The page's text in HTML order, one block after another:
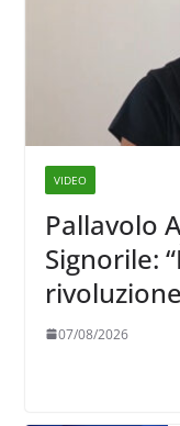
VIDEO
Pallavolo
Signorile:
chiare siu
07/08/2026